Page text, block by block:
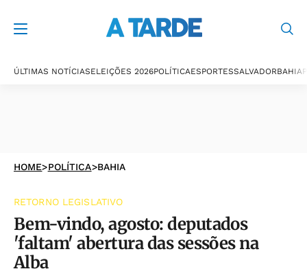
ÚLTIMAS NOTÍCIASELEIÇÕES 2026POLÍTICAESPORTESSALVADORBAHIA
HOME>POLÍTICA>BAHIA
RETORNO LEGISLATIVO
Bem-vindo, agosto: deputados
'faltam' abertura das sessões na
Alba